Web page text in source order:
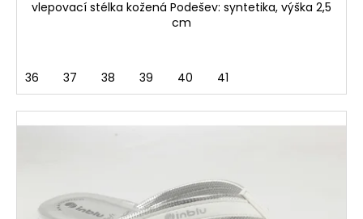
vlepovací stélka kožená Podešev: syntetika, výška 2,5
cm
36 37 38 39 40 41